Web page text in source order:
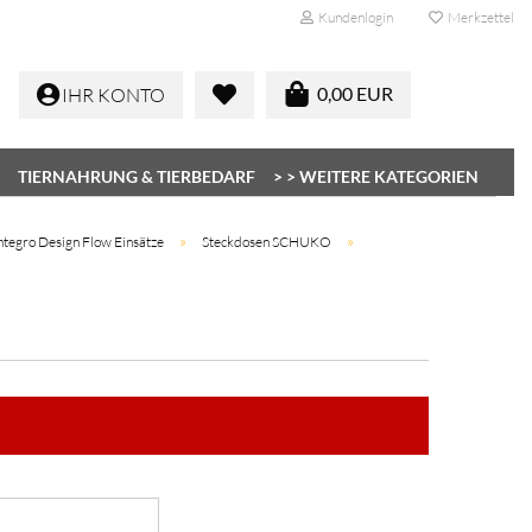
Kundenlogin Merkzettel
0,00 EUR
IHR KONTO
TIERNAHRUNG & TIERBEDARF > > WEITERE KATEGORIEN
Design Flow Einsätze » Steckdosen SCHUKO »